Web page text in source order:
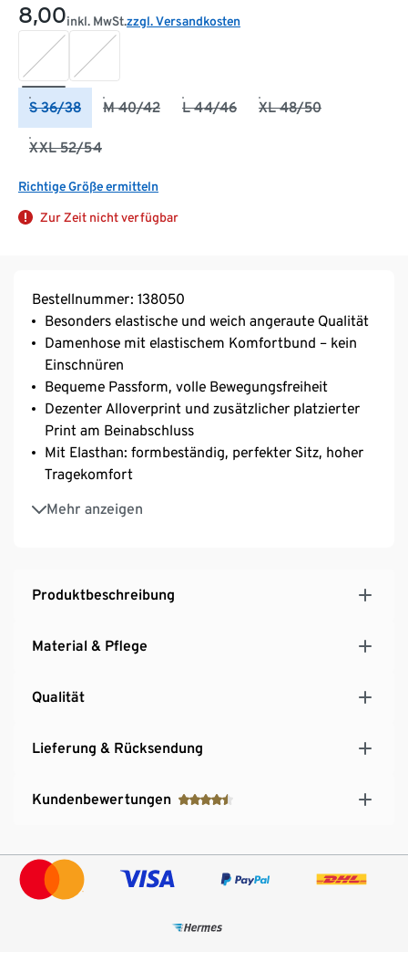
8,00inkl. MwSt.zzgl. Versandkosten
S 36/38 M 40/42 L 44/46 XL 48/50
XXL 52/54
Richtige Größe ermitteln
Zur Zeit nicht verfügbar
Bestellnummer: 138050
Besonders elastische und weich angeraute Qualität
Damenhose mit elastischem Komfortbund – kein
Einschnüren
Bequeme Passform, volle Bewegungsfreiheit
Dezenter Alloverprint und zusätzlicher platzierter
Print am Beinabschluss
Mit Elasthan: formbeständig, perfekter Sitz, hoher
Tragekomfort
Mehr anzeigen
Ohne störende Seitennähte – liegt besonders
angenehm auf der Haut
Produktbeschreibung
Material & Pflege
Qualität
Lieferung & Rücksendung
Kundenbewertungen